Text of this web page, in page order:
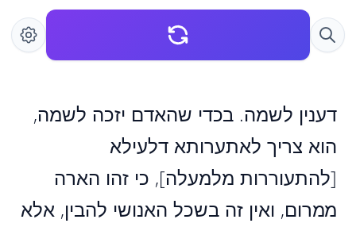
דענין לשמה. בכדי שהאדם יזכה לשמה,
הוא צריך לאתערותא דלעילא
[להתעוררות מלמעלה], כי זהו הארה
ממרום, ואין זה בשכל האנושי להבין, אלא